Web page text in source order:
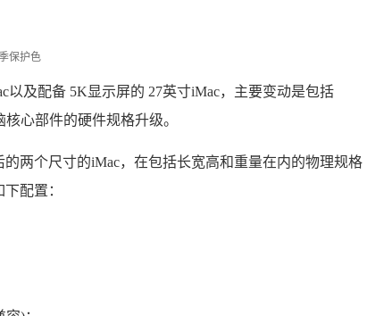
以及配备 5K显示屏的 27英寸iMac，主要变动是包括
心部件的硬件规格升级。
两个尺寸的iMac，在包括长宽高和重量在内的物理规格
配置：